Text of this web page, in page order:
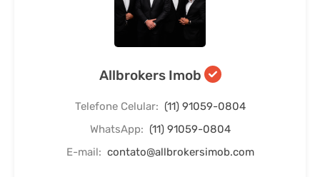
Allbrokers Imob
Telefone Celular: (11) 91059-0804
WhatsApp: (11) 91059-0804
E-mail: contato@allbrokersimob.com